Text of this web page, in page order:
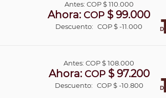
Antes: COP$ 110.000
Ahora: COP $ 99.000
Descuento: COP $ -11.000
Antes:COP$ 108.000
Ahora: COP$ 97.200
Descuento: COP $ -10.800